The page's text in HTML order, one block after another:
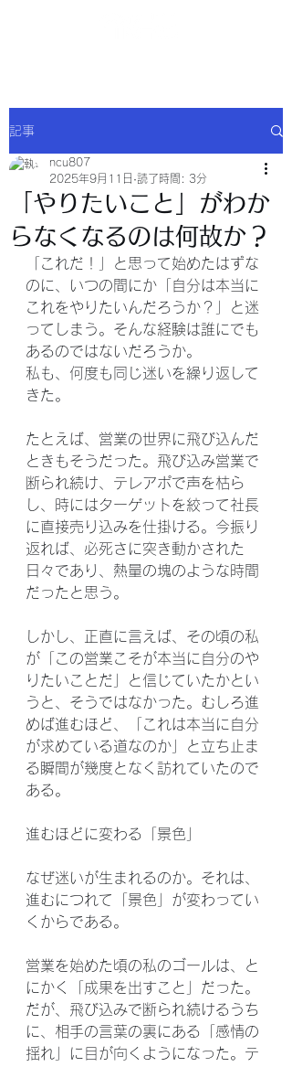
記事
「やりたいこと」がわか
らなくなるのは何故か？
ncu807
2025年9月11日 読了時間: 3分
「これだ！」と思って始めたはずな
のに、いつの間にか「自分は本当に
これをやりたいんだろうか？」と迷
ってしまう。そんな経験は誰にでも
あるのではないだろうか。
私も、何度も同じ迷いを繰り返して
きた。
たとえば、営業の世界に飛び込んだ
ときもそうだった。飛び込み営業で
断られ続け、テレアポで声を枯ら
し、時にはターゲットを絞って社長
に直接売り込みを仕掛ける。今振り
返れば、必死さに突き動かされた
日々であり、熱量の塊のような時間
だったと思う。
しかし、正直に言えば、その頃の私
が「この営業こそが本当に自分のや
りたいことだ」と信じていたかとい
うと、そうではなかった。むしろ進
めば進むほど、「これは本当に自分
が求めている道なのか」と立ち止ま
る瞬間が幾度となく訪れていたので
ある。
進むほどに変わる「景色」
なぜ迷いが生まれるのか。それは、
進むにつれて「景色」が変わってい
くからである。
営業を始めた頃の私のゴールは、と
にかく「成果を出すこと」だった。
だが、飛び込みで断られ続けるうち
に、相手の言葉の裏にある「感情の
揺れ」に目が向くようになった。テ